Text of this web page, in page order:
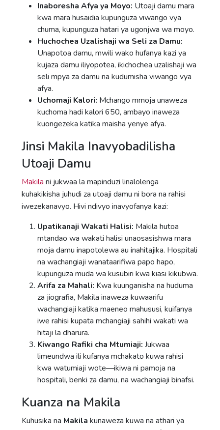
Inaboresha Afya ya Moyo: Utoaji damu mara
kwa mara husaidia kupunguza viwango vya
chuma, kupunguza hatari ya ugonjwa wa moyo.
Huchochea Uzalishaji wa Seli za Damu:
Unapotoa damu, mwili wako hufanya kazi ya
kujaza damu iliyopotea, ikichochea uzalishaji wa
seli mpya za damu na kudumisha viwango vya
afya.
Uchomaji Kalori: Mchango mmoja unaweza
kuchoma hadi kalori 650, ambayo inaweza
kuongezeka katika maisha yenye afya.
Jinsi Makila Inavyobadilisha
Utoaji Damu
Makila ni jukwaa la mapinduzi linalolenga
kuhakikisha juhudi za utoaji damu ni bora na rahisi
iwezekanavyo. Hivi ndivyo inavyofanya kazi:
Upatikanaji Wakati Halisi: Makila hutoa
mtandao wa wakati halisi unaosasishwa mara
moja damu inapotolewa au inahitajika. Hospitali
na wachangiaji wanataarifiwa papo hapo,
kupunguza muda wa kusubiri kwa kiasi kikubwa.
Arifa za Mahali: Kwa kuunganisha na huduma
za jiografia, Makila inaweza kuwaarifu
wachangiaji katika maeneo mahususi, kuifanya
iwe rahisi kupata mchangiaji sahihi wakati wa
hitaji la dharura.
Kiwango Rafiki cha Mtumiaji: Jukwaa
limeundwa ili kufanya mchakato kuwa rahisi
kwa watumiaji wote—ikiwa ni pamoja na
hospitali, benki za damu, na wachangiaji binafsi.
Kuanza na Makila
Kuhusika na Makila kunaweza kuwa na athari ya